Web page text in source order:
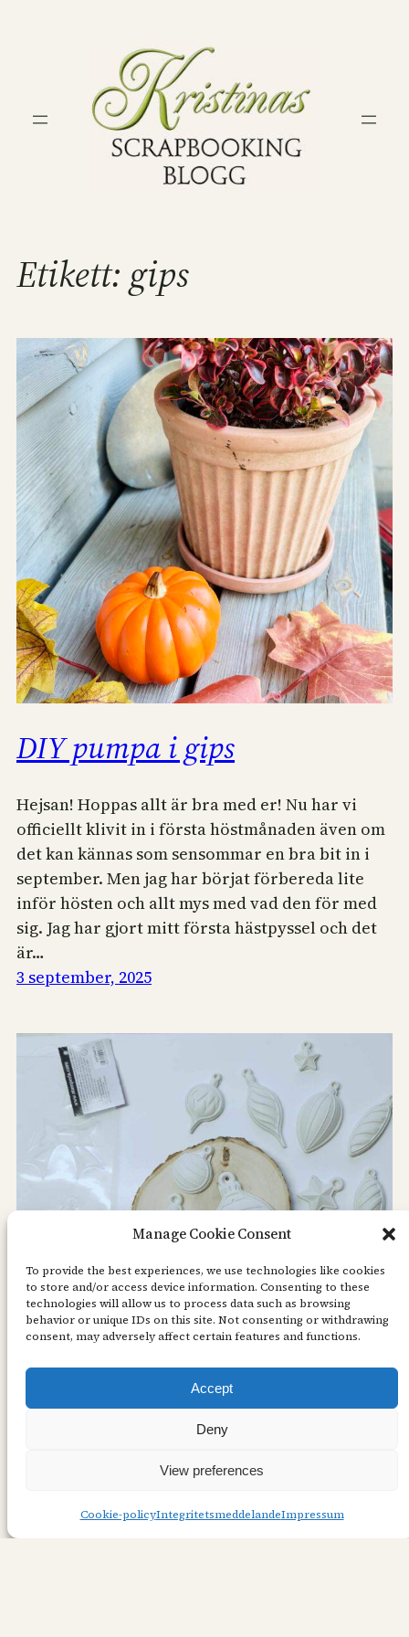
Manage Cookie Consent
To provide the best experiences, we use technologies like cookies
to store and/or access device information. Consenting to these
technologies will allow us to process data such as browsing
behavior or unique IDs on this site. Not consenting or withdrawing
consent, may adversely affect certain features and functions.
Accept
Deny
View preferences
Cookie-policyIntegritetsmeddelandeImpressum
Etikett: gips
DIY pumpa i gips
Hejsan! Hoppas allt är bra med er! Nu har vi
officiellt klivit in i första höstmånaden även om
det kan kännas som sensommar en bra bit in i
september. Men jag har börjat förbereda lite
inför hösten och allt mys med vad den för med
sig. Jag har gjort mitt första hästpyssel och det
är…
3 september, 2025
göra för att utöva aktiv hjärngympa! Gips har